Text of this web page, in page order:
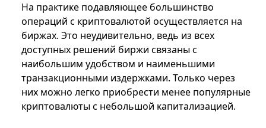
На практике подавляющее большинство
операций с криптовалютой осуществляется на
биржах. Это неудивительно, ведь из всех
доступных решений биржи связаны с
наибольшим удобством и наименьшими
транзакционными издержками. Только через
них можно легко приобрести менее популярные
криптовалюты с небольшой капитализацией.